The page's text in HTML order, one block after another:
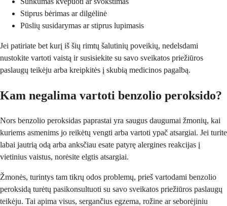
Stiprus bėrimas ar dilgėlinė
Pūslių susidarymas ar stiprus lupimasis
Jei patiriate bet kurį iš šių rimtų šalutinių poveikių, nedelsdami
nustokite vartoti vaistą ir susisiekite su savo sveikatos priežiūros
paslaugų teikėju arba kreipkitės į skubią medicinos pagalbą.
Kam negalima vartoti benzolio peroksido?
Nors benzolio peroksidas paprastai yra saugus daugumai žmonių, kai
kuriems asmenims jo reikėtų vengti arba vartoti ypač atsargiai. Jei turite
labai jautrią odą arba anksčiau esate patyrę alergines reakcijas į
vietinius vaistus, norėsite elgtis atsargiai.
Žmonės, turintys tam tikrų odos problemų, prieš vartodami benzolio
peroksidą turėtų pasikonsultuoti su savo sveikatos priežiūros paslaugų
teikėju. Tai apima visus, sergančius egzema, rožine ar seborėjiniu